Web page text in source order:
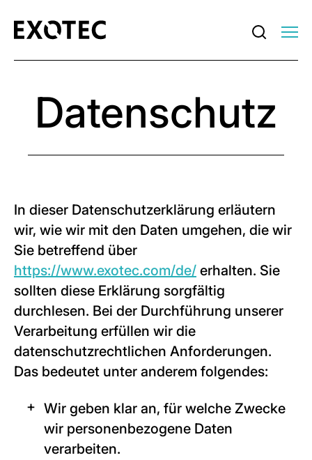
Datenschutz
In dieser Datenschutzerklärung erläutern
wir, wie wir mit den Daten umgehen, die wir
Sie betreffend über
https://www.exotec.com/de/ erhalten. Sie
sollten diese Erklärung sorgfältig
durchlesen. Bei der Durchführung unserer
Verarbeitung erfüllen wir die
datenschutzrechtlichen Anforderungen.
Das bedeutet unter anderem folgendes:
Wir geben klar an, für welche Zwecke
wir personenbezogene Daten
verarbeiten.